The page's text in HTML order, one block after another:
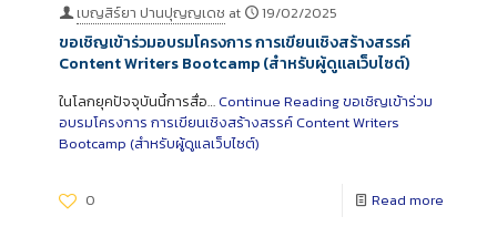
เบญสิร์ยา ปานปุญญเดช at 19/02/2025
ขอเชิญเข้าร่วมอบรมโครงการ การเขียนเชิงสร้างสรรค์
Content Writers Bootcamp (สำหรับผู้ดูแลเว็บไซต์)
ในโลกยุคปัจจุบันนี้การสื่อ… Continue Readingขอเชิญเข้าร่วม
อบรมโครงการ การเขียนเชิงสร้างสรรค์ Content Writers
Bootcamp (สำหรับผู้ดูแลเว็บไซต์)
0 Read more